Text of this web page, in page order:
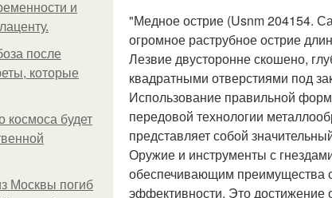
и
после
которые
космоса будет
Москвы погиб
"Медное острие (Usnm 204154.
огромное раструбное острие
Лезвие двусторонне скошено,
квадратными отверстиями под
Использование правильной
передовой технологии
представляет собой
Оружие и инструменты с
обеспечивающим преимущества с
эффективности. Это достижение